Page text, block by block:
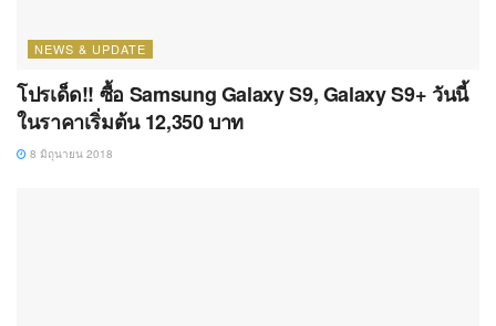
NEWS & UPDATE
โปรเด็ด!! ซื้อ Samsung Galaxy S9, Galaxy S9+ วันนี้
ในราคาเริ่มต้น 12,350 บาท
8 มิถุนายน 2018